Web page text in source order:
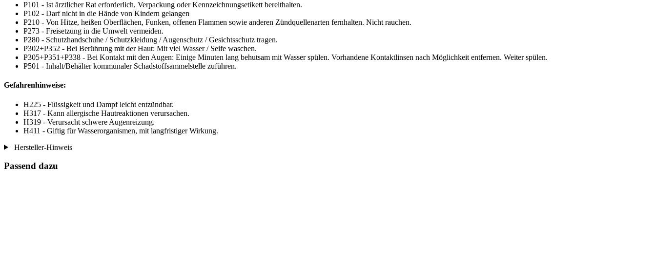
P101 - Ist ärztlicher Rat erforderlich, Verpackung oder Kennzeichnungsetikett bereithalten.
P102 - Darf nicht in die Hände von Kindern gelangen
P210 - Von Hitze, heißen Oberflächen, Funken, offenen Flammen sowie anderen Zündquellenarten fernhalten. Nicht rauchen.
P273 - Freisetzung in die Umwelt vermeiden.
P280 - Schutzhandschuhe / Schutzkleidung / Augenschutz / Gesichtsschutz tragen.
P302+P352 - Bei Berührung mit der Haut: Mit viel Wasser / Seife waschen.
P305+P351+P338 - Bei Kontakt mit den Augen: Einige Minuten lang behutsam mit Wasser spülen. Vorhandene Kontaktlinsen nach Möglichkeit entfernen. Weiter spülen.
P501 - Inhalt/Behälter kommunaler Schadstoffsammelstelle zuführen.
Gefahrenhinweise:
H225 - Flüssigkeit und Dampf leicht entzündbar.
H317 - Kann allergische Hautreaktionen verursachen.
H319 - Verursacht schwere Augenreizung.
H411 - Giftig für Wasserorganismen, mit langfristiger Wirkung.
Hersteller-Hinweis
Passend dazu